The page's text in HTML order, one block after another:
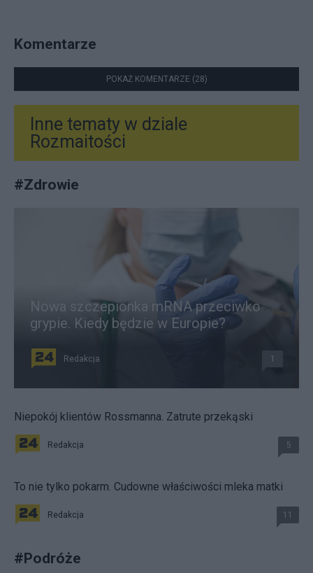
Komentarze
POKAŻ KOMENTARZE (28)
Inne tematy w dziale
Rozmaitości
#Zdrowie
Nowa szczepionka mRNA przeciwko
grypie. Kiedy będzie w Europie?
Redakcja 1
Niepokój klientów Rossmanna. Zatrute przekąski
Redakcja 5
To nie tylko pokarm. Cudowne właściwości mleka matki
Redakcja 11
#Podróże